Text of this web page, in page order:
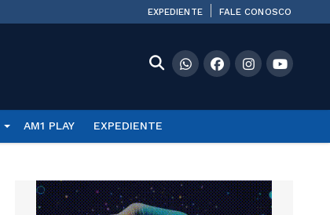
EXPEDIENTE FALE CONOSCO
AM1 PLAY EXPEDIENTE